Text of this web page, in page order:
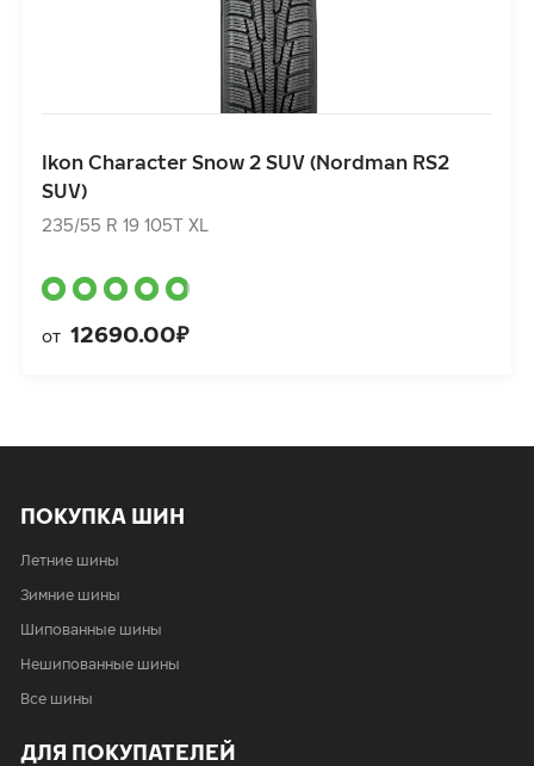
Ikon Character Snow 2 SUV (Nordman RS2
SUV)
235/55 R 19 105T XL
от 12690.00₽
Ikon Character Snow 2 SUV (Nordman RS2 SUV)
от12690.00₽
ПОКУПКА ШИН
Летние шины
Зимние шины
Шипованные шины
Нешипованные шины
Все шины
ДЛЯ ПОКУПАТЕЛЕЙ